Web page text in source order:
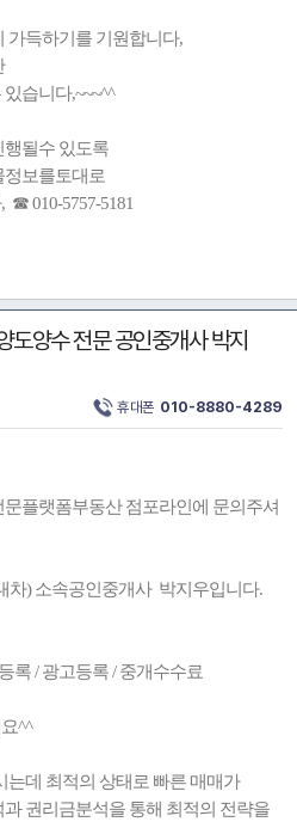
가득하기를 기원합니다,
습니다,~~~^^
행될수 있도록
정보를토대로
☎ 010-5757-5181
도양수 전문 공인중개사 박지
휴대폰 010-8880-4289
플랫폼부동산 점포라인에 문의주셔
차) 소속공인중개사 박지우입니다.
록 / 광고등록 / 중개수수료
^^
데 최적의 상태로 빠른 매매가
권리금분석을 통해 최적의 전략을